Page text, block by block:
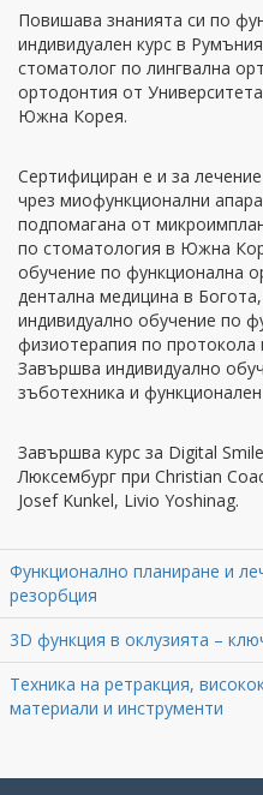
Повишава знанията си по
индивидуален курс в
стоматолог по лингвална
ортодонтия от
Южна Корея.
Сертифициран е и за
чрез миофункционални
подпомагана от
по стоматология в Южна
обучение по функционална
дентална медицина в
индивидуално обучение по
физиотерапия по протокола
Завършва индивидуално
зъботехника и
Завършва курс за Digital
Люксембург при Christian
Josef Kunkel, Livio Yoshinag.
Функционално планиране и
резорбция
3D функция в оклузията –
Техника на ретракция,
материали и инструменти